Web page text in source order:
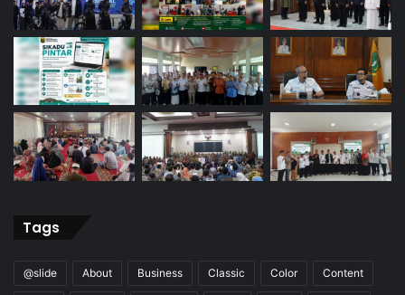
Tags
@slide About Business Classic Color Content